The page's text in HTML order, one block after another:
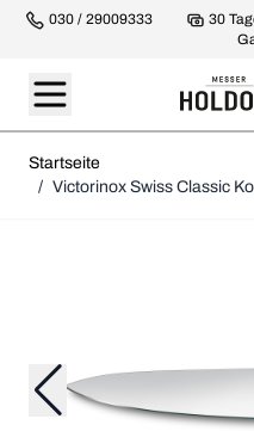
030 / 29009333
30
Startseite
/ Victorinox Swiss Classic